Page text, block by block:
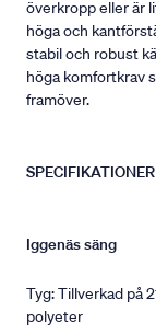
överkropp eller är
höga och
stabil och robust
höga komfortkrav
framöver.
SPECIFIKATIONER
Iggenäs säng
Tyg: Tillverkad på
polyeter